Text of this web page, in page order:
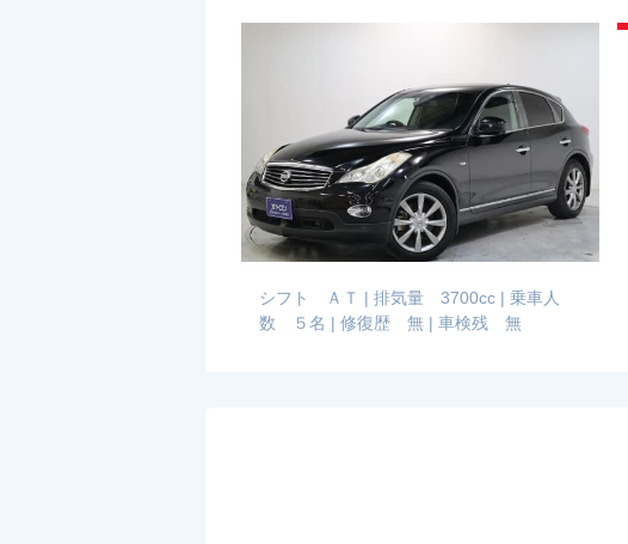
シフト ＡＴ | 排気量 3700cc | 乗車人
数 ５名 | 修復歴 無 | 車検残 無